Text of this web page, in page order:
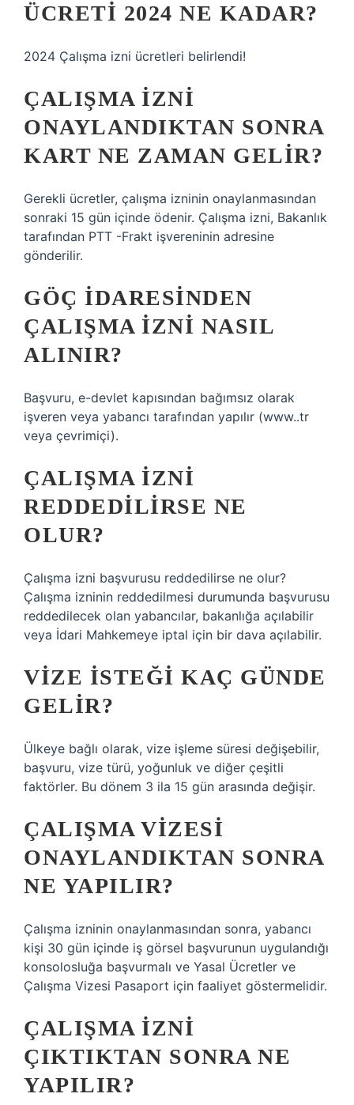
ÜCRETI 2024 NE KADAR?
2024 Çalışma izni ücretleri belirlendi!
ÇALIŞMA IZNI
ONAYLANDIKTAN SONRA
KART NE ZAMAN GELIR?
Gerekli ücretler, çalışma izninin onaylanmasından
sonraki 15 gün içinde ödenir. Çalışma izni, Bakanlık
tarafından PTT -Frakt işvereninin adresine
gönderilir.
GÖÇ IDARESINDEN
ÇALIŞMA IZNI NASIL
ALINIR?
Başvuru, e-devlet kapısından bağımsız olarak
işveren veya yabancı tarafından yapılır (www..tr
veya çevrimiçi).
ÇALIŞMA IZNI
REDDEDILIRSE NE
OLUR?
Çalışma izni başvurusu reddedilirse ne olur?
Çalışma izninin reddedilmesi durumunda başvurusu
reddedilecek olan yabancılar, bakanlığa açılabilir
veya İdari Mahkemeye iptal için bir dava açılabilir.
VIZE ISTEĞI KAÇ GÜNDE
GELIR?
Ülkeye bağlı olarak, vize işleme süresi değişebilir,
başvuru, vize türü, yoğunluk ve diğer çeşitli
faktörler. Bu dönem 3 ila 15 gün arasında değişir.
ÇALIŞMA VIZESI
ONAYLANDIKTAN SONRA
NE YAPILIR?
Çalışma izninin onaylanmasından sonra, yabancı
kişi 30 gün içinde iş görsel başvurunun uygulandığı
konsolosluğa başvurmalı ve Yasal Ücretler ve
Çalışma Vizesi Pasaport için faaliyet göstermelidir.
ÇALIŞMA IZNI
ÇIKTIKTAN SONRA NE
YAPILIR?